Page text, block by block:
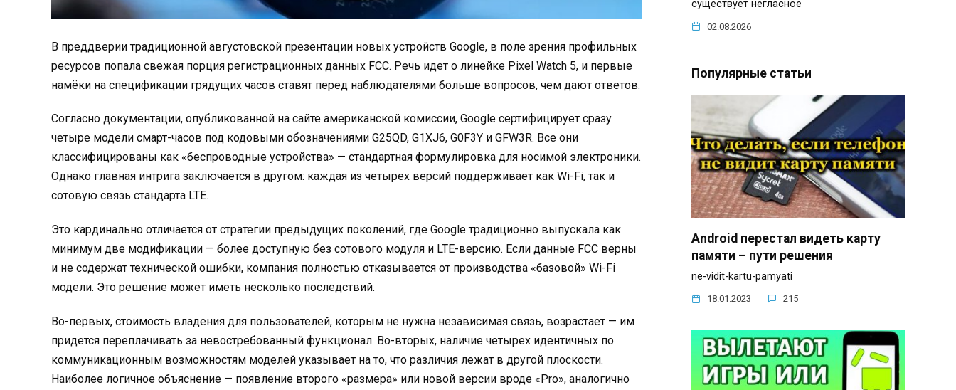
В преддверии традиционной августовской презентации новых устройств Google, в поле зрения профильных
ресурсов попала свежая порция регистрационных данных FCC. Речь идет о линейке Pixel Watch 5, и первые
намёки на спецификации грядущих часов ставят перед наблюдателями больше вопросов, чем дают ответов.
Согласно документации, опубликованной на сайте американской комиссии, Google сертифицирует сразу
четыре модели смарт-часов под кодовыми обозначениями G25QD, G1XJ6, G0F3Y и GFW3R. Все они
классифицированы как «беспроводные устройства» — стандартная формулировка для носимой электроники.
Однако главная интрига заключается в другом: каждая из четырех версий поддерживает как Wi-Fi, так и
сотовую связь стандарта LTE.
Это кардинально отличается от стратегии предыдущих поколений, где Google традиционно выпускала как
минимум две модификации — более доступную без сотового модуля и LTE-версию. Если данные FCC верны
и не содержат технической ошибки, компания полностью отказывается от производства «базовой» Wi-Fi
модели. Это решение может иметь несколько последствий.
Во-первых, стоимость владения для пользователей, которым не нужна независимая связь, возрастает — им
придется переплачивать за невостребованный функционал. Во-вторых, наличие четырех идентичных по
коммуникационным возможностям моделей указывает на то, что различия лежат в другой плоскости.
Наиболее логичное объяснение — появление второго «размера» или новой версии вроде «Pro», аналогично
существует негласное
02.08.2026
Популярные статьи
Android перестал видеть карту
памяти – пути решения
ne-vidit-kartu-pamyati
18.01.2023 215